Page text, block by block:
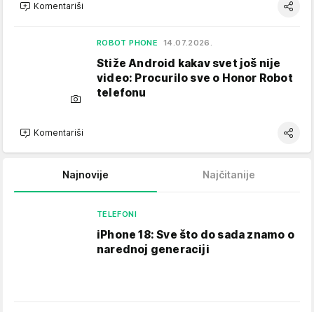
Komentariši
ROBOT PHONE 14.07.2026.
Stiže Android kakav svet još nije
video: Procurilo sve o Honor Robot
telefonu
Komentariši
Najnovije Najčitanije
TELEFONI
iPhone 18: Sve što do sada znamo o
narednoj generaciji